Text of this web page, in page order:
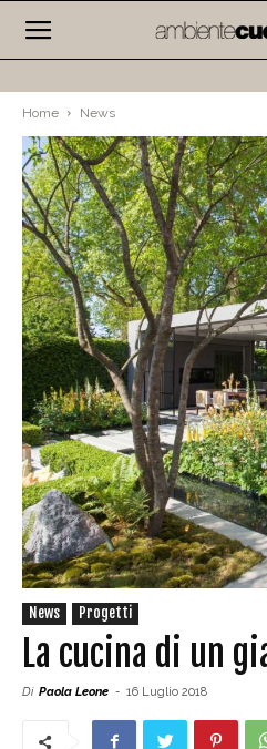
Home News
News Progetti
La cucina di un
Di Paola Leone - 16 Luglio 2018